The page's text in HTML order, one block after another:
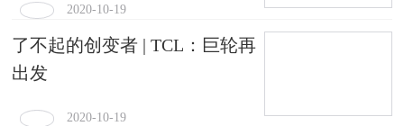
2020-10-19
了不起的创变者 | TCL：巨轮再
出发
2020-10-19